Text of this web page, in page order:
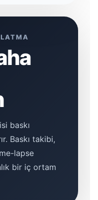
baskı
Baskı takibi,
lapse
bir iç ortam